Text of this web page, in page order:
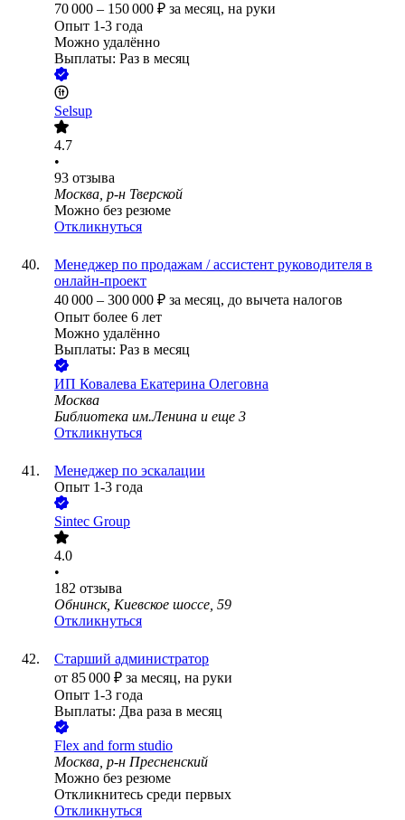
70 000 – 150 000 ₽ за месяц, на руки
Опыт 1-3 года
Можно удалённо
Выплаты: Раз в месяц
Selsup
4.7
•
93 отзыва
Москва, р-н Тверской
Можно без резюме
Откликнуться
Менеджер по продажам / ассистент руководителя в
онлайн-проект
40 000 – 300 000 ₽ за месяц, до вычета налогов
Опыт более 6 лет
Можно удалённо
Выплаты: Раз в месяц
ИП Ковалева Екатерина Олеговна
Москва
Библиотека им.Ленина и еще 3
Откликнуться
Менеджер по эскалации
Опыт 1-3 года
Sintec Group
4.0
•
182 отзыва
Обнинск, Киевское шоссе, 59
Откликнуться
Старший администратор
от 85 000 ₽ за месяц, на руки
Опыт 1-3 года
Выплаты: Два раза в месяц
Flex and form studio
Москва, р-н Пресненский
Можно без резюме
Откликнитесь среди первых
Откликнуться